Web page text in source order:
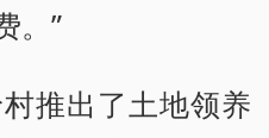
。”
推出了土地领养